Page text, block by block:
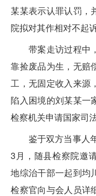
某某表示认罪认罚，
院拟对其作相对不起
带案走访过程中
靠捡废品为生，无赔
工，无固定收入来源
陷入困境的刘某某一
检察机关申请国家司
鉴于双方当事人
3月，随县检察院邀
地综治干部一起到均
检察官向与会人员详